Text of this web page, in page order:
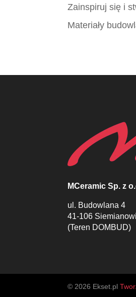
Zainspiruj się i
Materiały
MCeramic Sp. z
ul. Budowlana 4
41-106
(Teren DOMBUD)
© 2026 Ekset.pl